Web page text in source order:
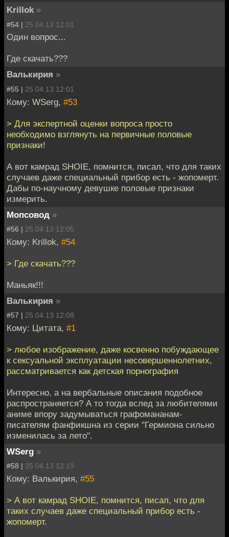
Krillok »
#54 | 25.04.13 12:01
Один вопрос...
Где скачать???
Валькирия »
#55 | 25.04.13 12:01
Кому: WSerg, #53
> Для экспертной оценки вопроса просто
необходимо взглянуть на первичные половые
признаки!
А вот камрад SHOIE, помнится, писал, что для таких
случаев даже специальный прибор есть - жопомерт.
Дабы по-научному девушке половые признаки
измерить.
Мопсовод »
#56 | 25.04.13 12:05
Кому: Krillok, #54
> Где скачать???
Маньяк!!!
Валькирия »
#57 | 25.04.13 12:08
Кому: Цитата, #1
> любое изображение, даже косвенно побуждающее
к сексуальной эксплуатации несовершеннолетних,
рассматривается как детская порнография
Интересно, а на вербальные описания подобное
распространяется? А то тогда вслед за любителями
аниме впору задумываться графомананам-
писателям фанфикшна из серии "Гермиона сильно
изменилась за лето".
WSerg »
#58 | 25.04.13 12:19
Кому: Валькирия, #55
> А вот камрад SHOIE, помнится, писал, что для
таких случаев даже специальный прибор есть -
жопомерт.